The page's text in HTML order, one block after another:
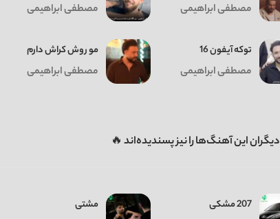
مصطفی ابراهیمی مصطفی ابراهیمی
توکه آیفون 16
مصطفی ابراهیمی
مو روش کراش دارم
مصطفی ابراهیمی
دیگران این آهنگ‌ها را نیز پسندیده‌اند 🔥
207 مشکی مشتی